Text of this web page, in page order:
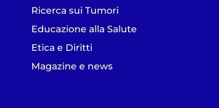
Ricerca sui Tumori
Educazione alla Salute
Etica e Diritti
Magazine e news